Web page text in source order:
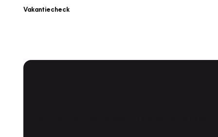
Vakantiecheck